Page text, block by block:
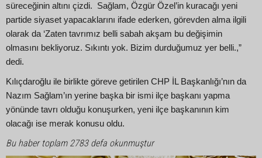
süreceğinin altını çizdi. Sağlam, Özgür Özel’in kuracağı yeni
partide siyaset yapacaklarını ifade ederken, görevden alma ilgili
olarak da ‘Zaten tavrımız belli sabah akşam bu değişimin
olmasını bekliyoruz. Sıkıntı yok. Bizim durduğumuz yer belli.,”
dedi.
Kılıçdaroğlu ile birlikte göreve getirilen CHP İL Başkanlığı’nın da
Nazım Sağlam’ın yerine başka bir ismi ilçe başkanı yapma
yönünde tavrı olduğu konuşurken, yeni ilçe başkanının kim
olacağı ise merak konusu oldu.
Bu haber toplam 2783 defa okunmuştur